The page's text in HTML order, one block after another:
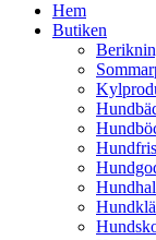
Hem
Butiken